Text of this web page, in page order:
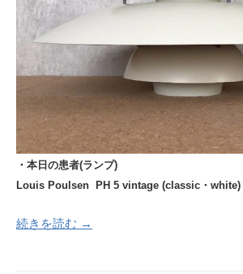
・本日の患者(ランプ)
Louis Poulsen PH 5 vintage (classic・white)
続きを読む →